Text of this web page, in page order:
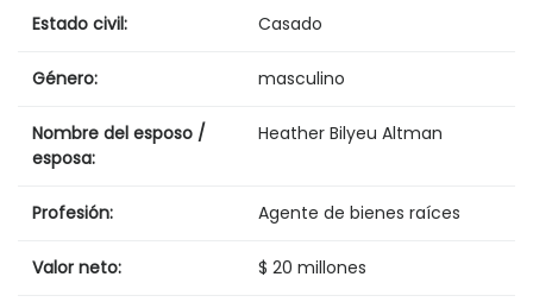
Estado civil: Casado
Género: masculino
Nombre del esposo /
esposa:
Heather Bilyeu Altman
Profesión: Agente de bienes raíces
Valor neto: $ 20 millones